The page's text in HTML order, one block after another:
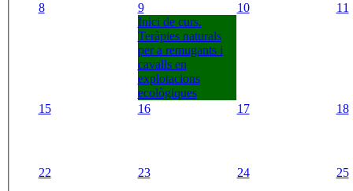
8
9
Inici de curs.
Teràpies naturals
per a remugants i
cavalls en
explotacions
ecològiques
10 11
15 16 17 18
22 23 24 25